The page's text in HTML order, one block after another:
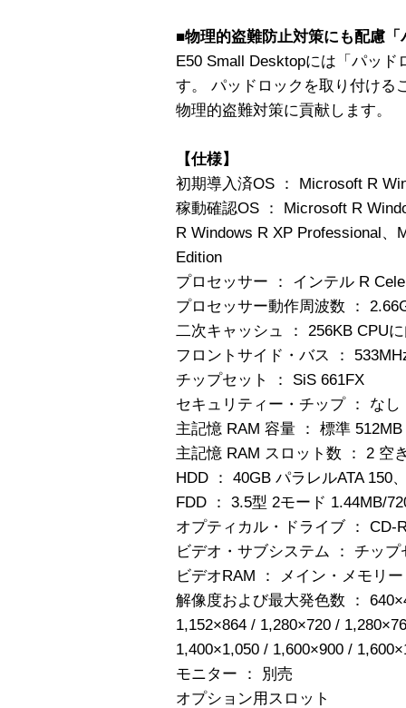
■物理的盗難防止対策にも配慮
E50 Small Desktopには「パッ
す。 パッドロックを取り付ける
物理的盗難対策に貢献します。
【仕様】
初期導入済OS ： Microsoft R
稼動確認OS ： Microsoft R
R Windows R XP Professional、
Edition
プロセッサー ： インテル R
プロセッサー動作周波数 ：
二次キャッシュ ： 256KB CPU
フロントサイド・バス ：
チップセット ： SiS 661FX
セキュリティー・チップ ： なし
主記憶 RAM 容量 ： 標準
主記憶 RAM スロット数 ： 2 空
HDD ： 40GB パラレルATA 150
FDD ： 3.5型 2モード 1.44MB/
オプティカル・ドライブ ： CD-
ビデオ・サブシステム ： チッ
ビデオRAM ： メイン・メモリ
解像度および最大発色数 ：
1,152×864 / 1,280×720 /
1,400×1,050 / 1,600×900 /
モニター ： 別売
オプション用スロット